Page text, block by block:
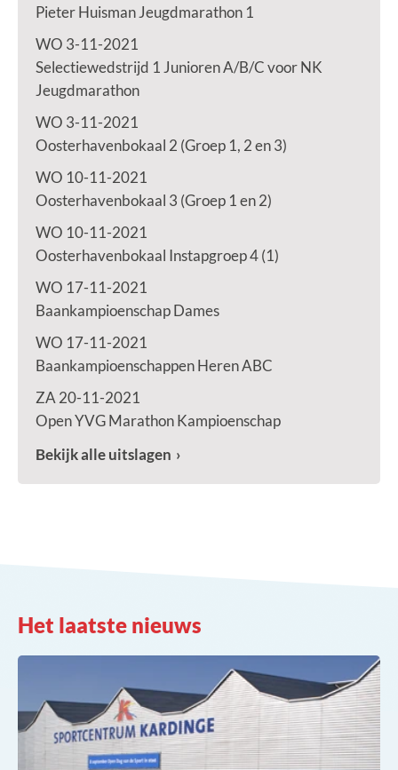
Pieter Huisman Jeugdmarathon 1
WO 3-11-2021
Selectiewedstrijd 1 Junioren A/B/C voor NK
Jeugdmarathon
WO 3-11-2021
Oosterhavenbokaal 2 (Groep 1, 2 en 3)
WO 10-11-2021
Oosterhavenbokaal 3 (Groep 1 en 2)
WO 10-11-2021
Oosterhavenbokaal Instapgroep 4 (1)
WO 17-11-2021
Baankampioenschap Dames
WO 17-11-2021
Baankampioenschappen Heren ABC
ZA 20-11-2021
Open YVG Marathon Kampioenschap
Bekijk alle uitslagen
Het laatste nieuws